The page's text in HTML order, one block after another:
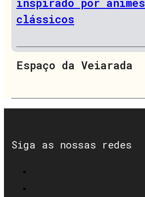
inspirado por animes
clássicos
Espaço da Veiarada
Siga as nossas redes